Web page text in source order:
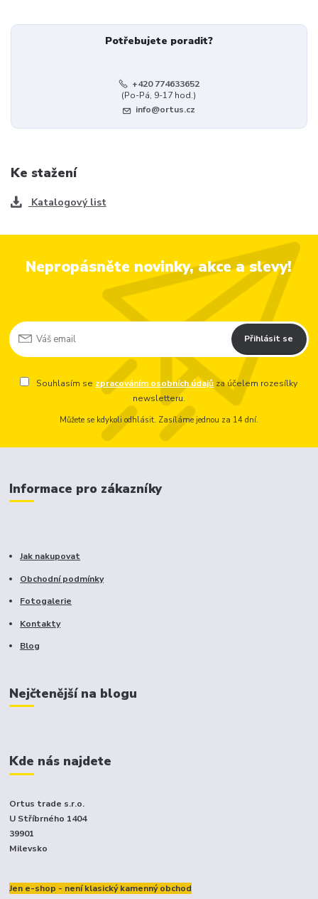
Potřebujete poradit?
+420 774633652
(Po-Pá, 9-17 hod.)
info@ortus.cz
Ke stažení
Katalogový list
Nepropásněte novinky, akce a slevy!
Přihlásit se
Souhlasím se zpracováním osobních údajů za účelem rozesílky
newsletteru.
Můžete se kdykoli odhlásit. Zasíláme jednou za 14 dní.
Informace pro zákazníky
Jak nakupovat
Obchodní podmínky
Fotogalerie
Kontakty
Blog
Nejčtenější na blogu
Kde nás najdete
Ortus trade s.r.o.
U Stříbrného 1404
39901
Milevsko
Jen e-shop - není klasický kamenný obchod